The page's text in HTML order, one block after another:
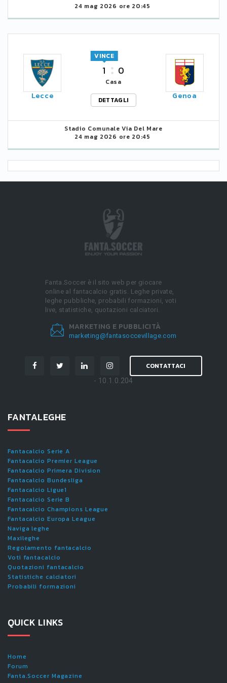
24 mag 2026 ore 20:45
Lecce
1
VINCE
0
Casa
DETTAGLI
Genoa
Stadio Comunale Via Del Mare
24 mag 2026 ore 20:45
Fanta.Soccer è il sito web per giocare
online al fantacalcio gratis. Leghe private,
leghe pubbliche, probabili formazioni, voti
live, statistiche, quotazioni calciatori.
MARKETING E PUBBLICITÀ
marketing@fantasoccevillage.com
CONTATTACI
- 10.1.0.204
FANTALEGHE
Fantacalcio Serie A
Fantacalcio Premier League
Fantacalcio Primera Division
Fantacalcio Bundesliga
Fantacalcio Ligue1
Fantacalcio Serie B
Fantacalcio Champions League
Fantacalcio Europa League
Naviga leghe
Maxileghe
Regolamento fantacalcio
Voti fantacalcio
Quotazioni fantacalcio
Statistiche calciatori
Probabili formazioni
QUICK LINKS
Home
Forum
Fanta.Soccer Magazine